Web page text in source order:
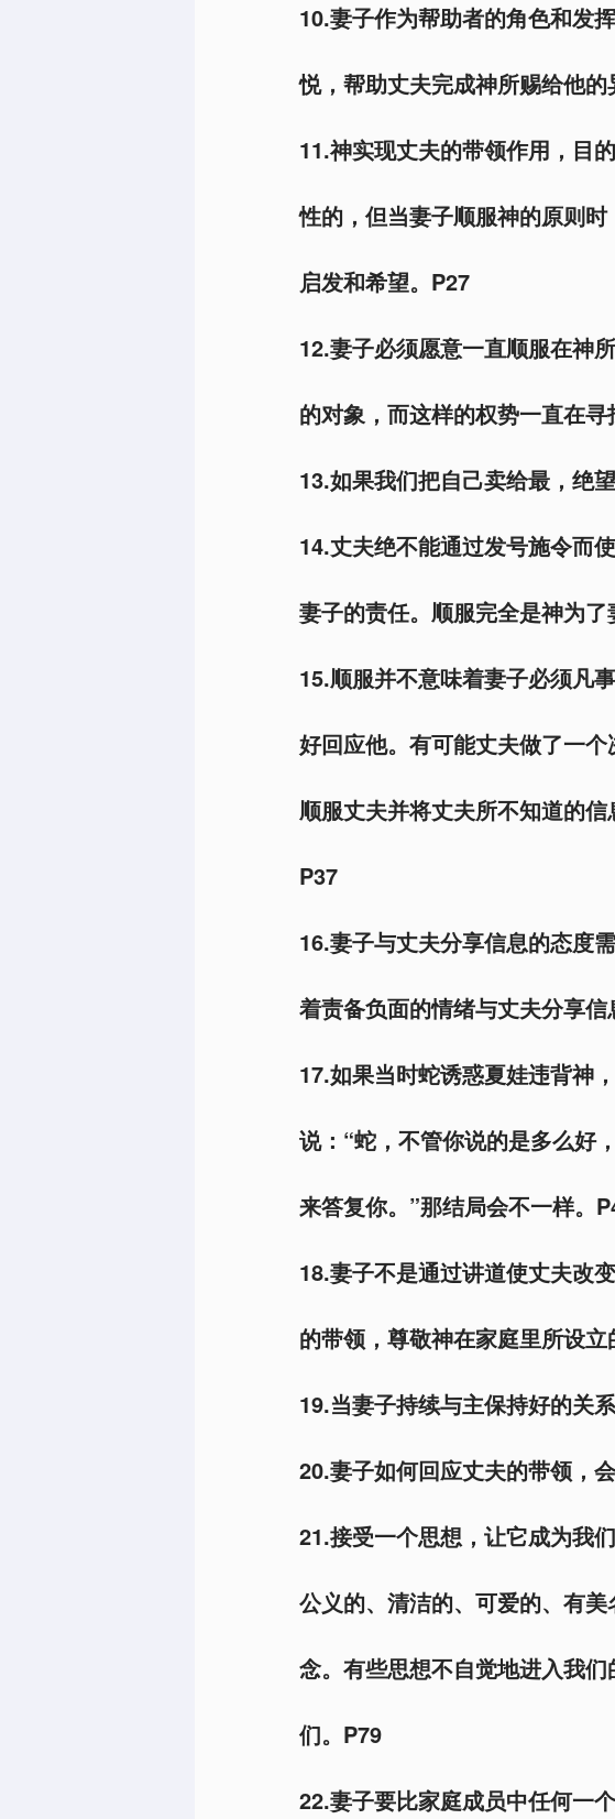
10.妻子作为帮助者的角色和发
悦，帮助丈夫完成神所赐给他
11.神实现丈夫的带领作用，目
性的，但当妻子顺服神的原则时
启发和希望。P27
12.妻子必须愿意一直顺服在神
的对象，而这样的权势一直在
13.如果我们把自己卖给最，绝
14.丈夫绝不能通过发号施令而
妻子的责任。顺服完全是神为
15.顺服并不意味着妻子必须凡
好回应他。有可能丈夫做了一
顺服丈夫并将丈夫所不知道的
P37
16.妻子与丈夫分享信息的态度
着责备负面的情绪与丈夫分享
17.如果当时蛇诱惑夏娃违背神
说：“蛇，不管你说的是多么好
来答复你。”那结局会不一样。
18.妻子不是通过讲道使丈夫改
的带领，尊敬神在家庭里所设
19.当妻子持续与主保持好的关
20.妻子如何回应丈夫的带领，
21.接受一个思想，让它成为我
公义的、清洁的、可爱的、有
念。有些思想不自觉地进入我
们。P79
22.妻子要比家庭成员中任何一